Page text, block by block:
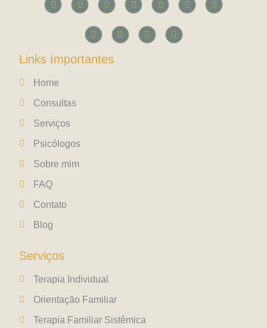
Links Importantes
Home
Consultas
Serviços
Psicólogos
Sobre mim
FAQ
Contato
Blog
Serviços
Terapia Individual
Orientação Familiar
Terapia Familiar Sistêmica